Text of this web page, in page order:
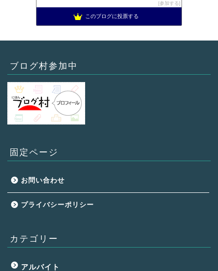
参加する
このブログに投票する
ブログ村参加中
固定ページ
お問い合わせ
プライバシーポリシー
カテゴリー
アルバイト